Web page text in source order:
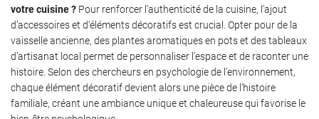
votre cuisine ? Pour renforcer l’authenticité de la cuisine, l’ajout
d’accessoires et d’éléments décoratifs est crucial. Opter pour de la
vaisselle ancienne, des plantes aromatiques en pots et des tableaux
d’artisanat local permet de personnaliser l’espace et de raconter une
histoire. Selon des chercheurs en psychologie de l’environnement,
chaque élément décoratif devient alors une pièce de l’histoire
familiale, créant une ambiance unique et chaleureuse qui favorise le